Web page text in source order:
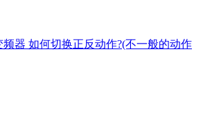
频器 如何切换正反动作?(不一般的动作